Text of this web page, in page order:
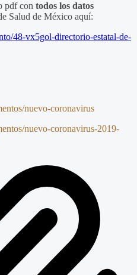
pdf con todos los datos
Salud de México aquí:
48-vx5gol-directorio-estatal-de-
nuevo-coronavirus
nuevo-coronavirus-2019-